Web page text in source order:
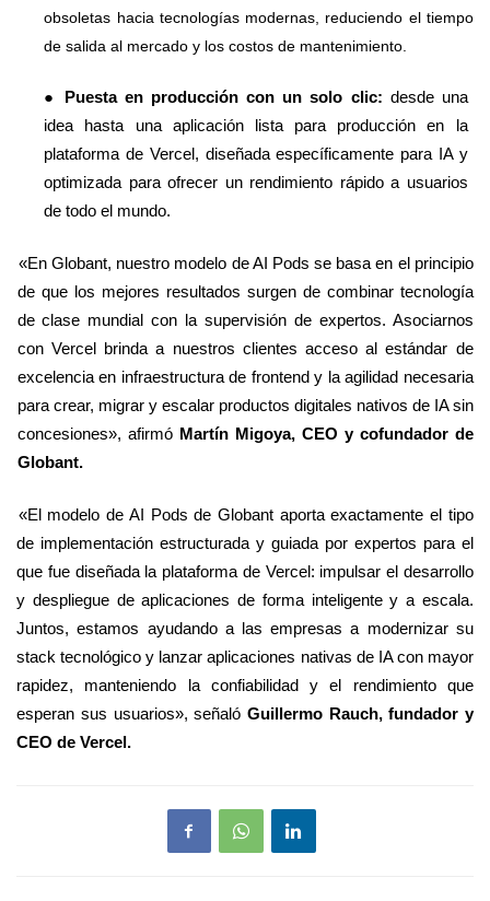
obsoletas hacia tecnologías modernas, reduciendo el tiempo
de salida al mercado y los costos de mantenimiento.
● Puesta en producción con un solo clic: desde una
idea hasta una aplicación lista para producción en la
plataforma de Vercel, diseñada específicamente para IA y
optimizada para ofrecer un rendimiento rápido a usuarios
de todo el mundo.
«En Globant, nuestro modelo de AI Pods se basa en el principio
de que los mejores resultados surgen de combinar tecnología
de clase mundial con la supervisión de expertos. Asociarnos
con Vercel brinda a nuestros clientes acceso al estándar de
excelencia en infraestructura de frontend y la agilidad necesaria
para crear, migrar y escalar productos digitales nativos de IA sin
concesiones», afirmó Martín Migoya, CEO y cofundador de
Globant.
«El modelo de AI Pods de Globant aporta exactamente el tipo
de implementación estructurada y guiada por expertos para el
que fue diseñada la plataforma de Vercel: impulsar el desarrollo
y despliegue de aplicaciones de forma inteligente y a escala.
Juntos, estamos ayudando a las empresas a modernizar su
stack tecnológico y lanzar aplicaciones nativas de IA con mayor
rapidez, manteniendo la confiabilidad y el rendimiento que
esperan sus usuarios»,señaló Guillermo Rauch, fundador y
CEO de Vercel.